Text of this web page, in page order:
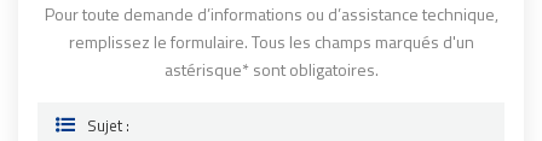
Pour toute demande d’informations ou d’assistance technique,
remplissez le formulaire. Tous les champs marqués d'un
astérisque* sont obligatoires.
Sujet :